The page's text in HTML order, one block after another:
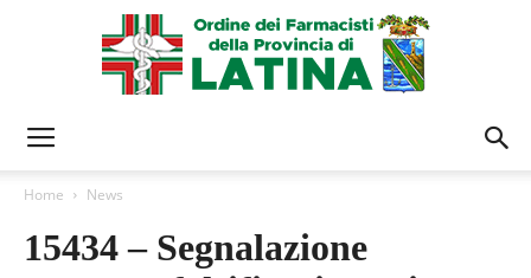
Farmacisti
Home News
15434 – Segnalazione